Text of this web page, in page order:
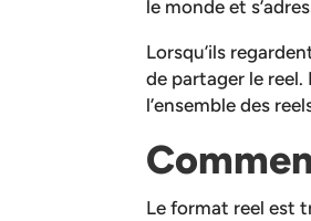
le monde et
Lorsqu’ils
de partager le
l’ensemble des
Le format reel est